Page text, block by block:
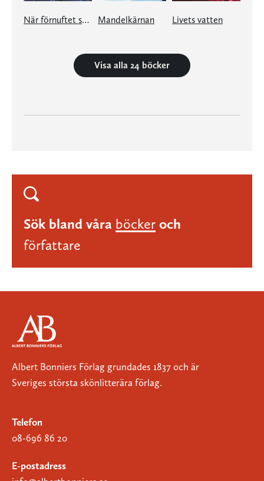
När förnuftet sover Mandelkärnan Livets vatten
Visa alla 24 böcker
Sök bland våra böcker och
författare
Albert Bonniers Förlag grundades 1837 och är
Sveriges största skönlitterära förlag.
Telefon
08-696 86 20
E-postadress